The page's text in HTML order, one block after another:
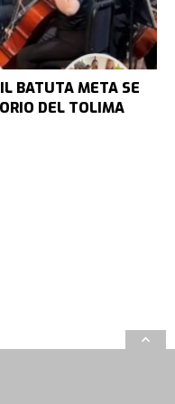
BATUTA META SE
DEL TOLIMA